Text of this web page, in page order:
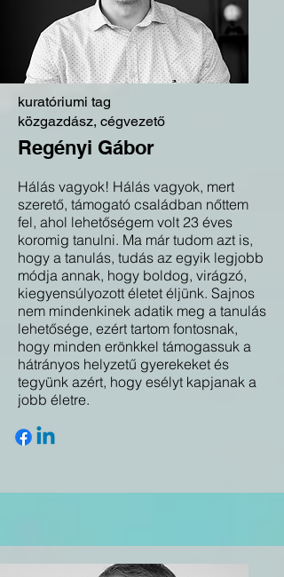
kuratóriumi tag
közgazdász, cégvezető
Regényi Gábor
Hálás vagyok! Hálás vagyok, mert
szerető, támogató családban nőttem
fel, ahol lehetőségem volt 23 éves
koromig tanulni. Ma már tudom azt is,
hogy a tanulás, tudás az egyik legjobb
módja annak, hogy boldog, virágzó,
kiegyensúlyozott életet éljünk. Sajnos
nem mindenkinek adatik meg a tanulás
lehetősége, ezért tartom fontosnak,
hogy minden erönkkel támogassuk a
hátrányos helyzetű gyerekeket és
tegyünk azért, hogy esélyt kapjanak a
jobb életre.